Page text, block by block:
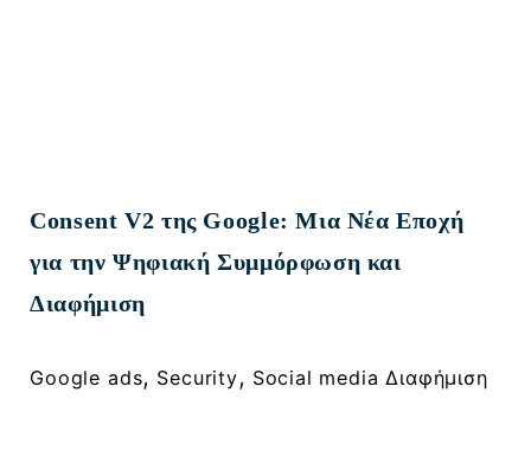
Consent V2 της Google: Μια Νέα Εποχή
για την Ψηφιακή Συμμόρφωση και
Διαφήμιση
Google ads, Security, Social media Διαφήμιση